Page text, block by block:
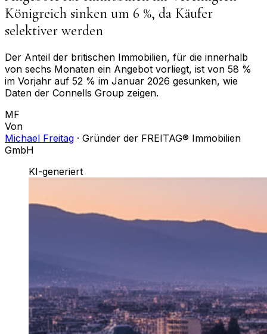
Königreich sinken um 6 %, da Käufer
selektiver werden
Der Anteil der britischen Immobilien, für die innerhalb
von sechs Monaten ein Angebot vorliegt, ist von 58 %
im Vorjahr auf 52 % im Januar 2026 gesunken, wie
Daten der Connells Group zeigen.
MF
Von
Michael Freitag · Gründer der FREITAG® Immobilien
GmbH
KI-generiert